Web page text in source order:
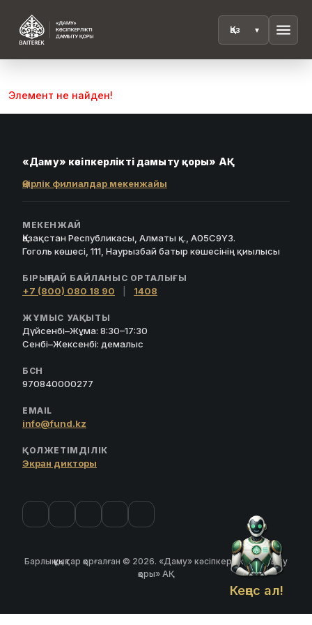
menu
Кеңес ал!
Элемент не найден!
«Даму» кәсіпкерлікті дамыту қоры» АҚ
Өңірлік филиалдар мекенжайы
МЕКЕНЖАЙ
Қазақстан Республикасы, Алматы қ., A05C9Y3.
Гоголь көшесі, 111, Наурызбай батыр көшесінің қиылысы
БІРЫҢҒАЙ БАЙЛАНЫС ОРТАЛЫҒЫ
+7 (800) 080 18 90 1408
ЖҰМЫС УАҚЫТЫ
Дүйсенбі–Жұма: 8:30–17:30
Сенбі–Жексенбі: демалыс
БСН
970840000277
EMAIL
info@fund.kz
ҚОЛЖЕТІМДІЛІК
Экран дикторы
Барлық құқықтар қорғалған © 2026. «Даму» кәсіпкерлікті дамыту
қоры» АҚ